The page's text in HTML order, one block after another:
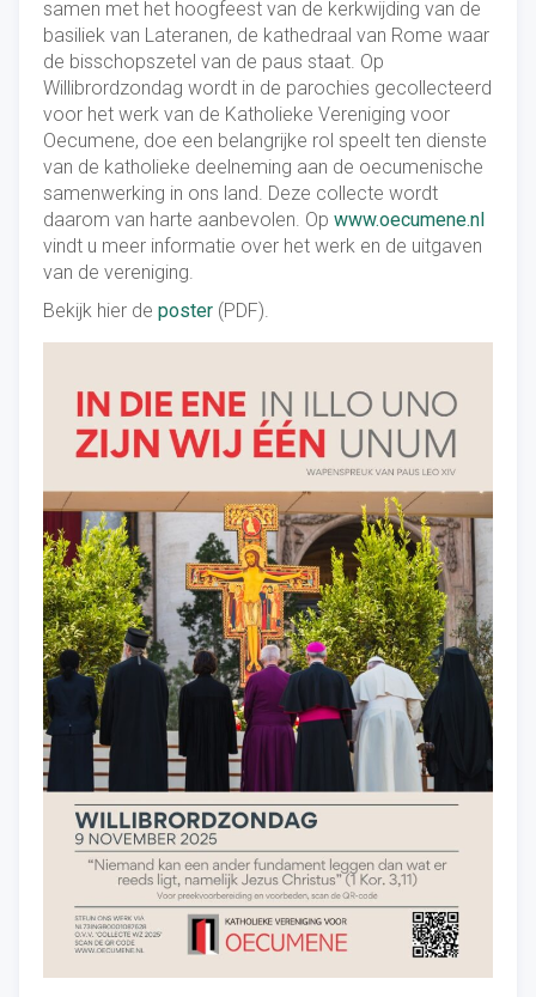
samen met het hoogfeest van de kerkwijding van de
basiliek van Lateranen, de kathedraal van Rome waar
de bisschopszetel van de paus staat. Op
Willibrordzondag wordt in de parochies gecollecteerd
voor het werk van de Katholieke Vereniging voor
Oecumene, doe een belangrijke rol speelt ten dienste
van de katholieke deelneming aan de oecumenische
samenwerking in ons land. Deze collecte wordt
daarom van harte aanbevolen. Op www.oecumene.nl
vindt u meer informatie over het werk en de uitgaven
van de vereniging.
Bekijk hier de poster (PDF).